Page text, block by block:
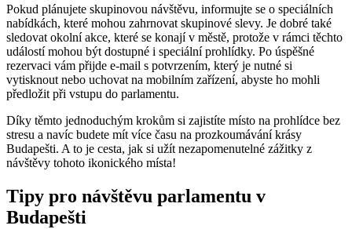
Pokud plánujete skupinovou návštěvu, informujte se o speciálních
nabídkách, které mohou zahrnovat skupinové slevy. Je dobré také
sledovat okolní akce, které se konají v městě, protože v rámci těchto
událostí mohou být dostupné i speciální prohlídky. Po úspěšné
rezervaci vám přijde e-mail s potvrzením, který je nutné si
vytisknout nebo uchovat na mobilním zařízení, abyste ho mohli
předložit při vstupu do parlamentu.
Díky těmto jednoduchým krokům si zajistíte místo na prohlídce bez
stresu a navíc budete mít více času na prozkoumávání krásy
Budapešti. A to je cesta, jak si užít nezapomenutelné zážitky z
návštěvy tohoto ikonického místa!
Tipy pro návštěvu parlamentu v
Budapešti